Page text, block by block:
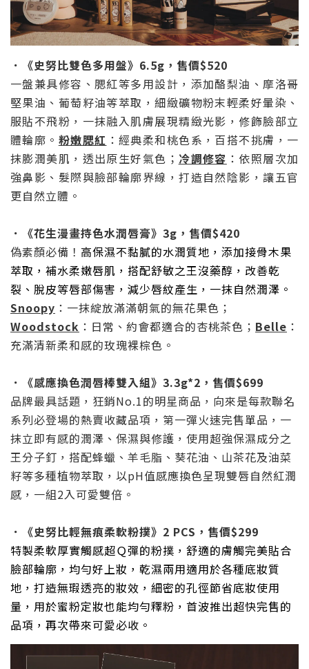
．《史努比雙色多用盤》 6.5g ， 售價$520
一盤兼具修容、腮紅等多用設計，添加酪梨油、摩洛哥
堅果油、葡萄籽油等萃取，細緻礦物粉末輕柔好暈染、
服貼不飛粉，一抹融入肌膚展現精緻光影，修飾臉部立
體輪廓。 粉嫩腮紅 ：經典柔和桃色系，百搭不挑膚，一
抹膨潤美肌，透出原生好氣色； 冷調修容 ：依照層次加
強鼻影、髮際與臉部輪廓界線，打造自然陰影，讓五官
更自然立體。
．《花生漫畫持色水潤唇膏》 3g ， 售價$420
偽素顏必備！ 高保濕不黏膩的水潤質地，添加接骨木果
萃取，補水柔嫩唇肌，搭配舒敏之王沒藥醇，改善乾
裂、脫皮等唇部傷害，減少唇紋產生，一抹自然潤澤。
Snoopy ：一抹綻放滿滿朝氣的無花果色；
Woodstock ：日常、約會都適合的杏桃茶色； Belle ：
充滿清新柔和感的玫瑰裸棕色。
．《感應換色潤唇棒雙入組》 3.3g*2 ， 售價$699
品牌最具話題，狂銷No.1的明星商品，向來是每款聯名
系列必登場的熱賣收藏品項，第一彈火速完售單品，一
抹立即有感的潤澤、保濕與修護，使用超強保濕成分之
王分子釘，搭配蜂蠟、羊毛脂、葵花油、山茶花及油菜
籽等多種植物萃取，以pH值感應換色呈現雙唇自然紅潤
感，一組2入可愛雙倍。
．《史努比輕無痕柔軟粉撲》 2 PCS ， 售價$299
特製柔軟厚實觸感超Ｑ彈的粉撲，舒適的膚觸完美貼合
臉部輪廓，均勻好上妝，乾濕兩用適用於各種底妝質
地，打造無瑕透亮的妝效，細密的孔徑節省底妝使用
量，用於蜜粉定妝也能均勻釋粉，首波推出超快完售的
品項，再次帶來可愛必收。